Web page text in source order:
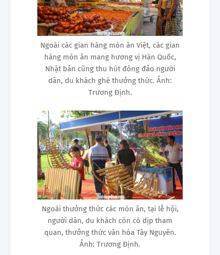
Ngoài các gian hàng món ăn Việt, các gian
hàng món ăn mang hương vị Hàn Quốc,
Nhật bản cũng thu hút đông đảo người
dân, du khách ghé thưởng thức. Ảnh:
Trương Định.
Ngoài thưởng thức các món ăn, tại lễ hội,
người dân, du khách còn có dịp tham
quan, thưởng thức văn hóa Tây Nguyên .
Ảnh: Trương Định.